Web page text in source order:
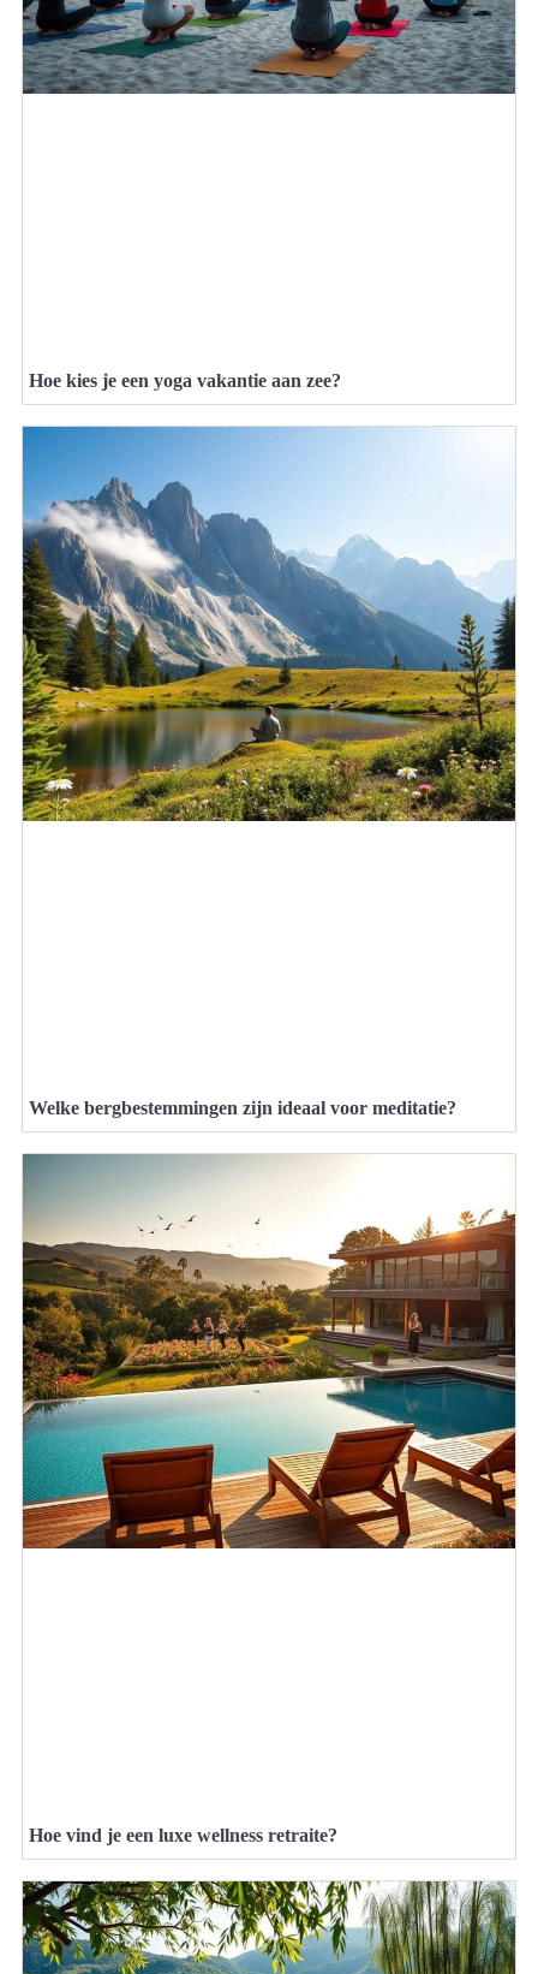
Hoe kies je een yoga vakantie aan zee?
Welke bergbestemmingen zijn ideaal voor meditatie?
Hoe vind je een luxe wellness retraite?